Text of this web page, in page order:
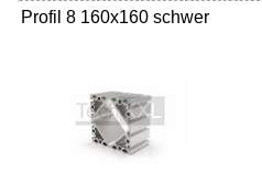
Profil 8 160x160 schwer